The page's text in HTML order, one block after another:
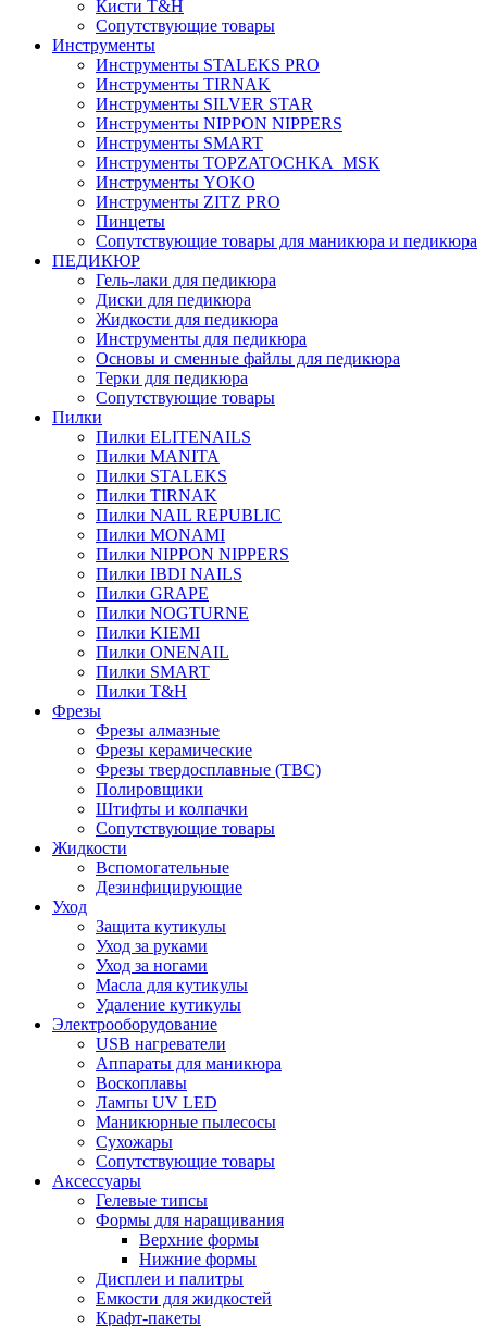
Кисти T&H
Сопутствующие товары
Инструменты
Инструменты STALEKS PRO
Инструменты TIRNAK
Инструменты SILVER STAR
Инструменты NIPPON NIPPERS
Инструменты SMART
Инструменты TOPZATOCHKA_MSK
Инструменты YOKO
Инструменты ZITZ PRO
Пинцеты
Сопутствующие товары для маникюра и педикюра
ПЕДИКЮР
Гель-лаки для педикюра
Диски для педикюра
Жидкости для педикюра
Инструменты для педикюра
Основы и сменные файлы для педикюра
Терки для педикюра
Сопутствующие товары
Пилки
Пилки ELITENAILS
Пилки MANITA
Пилки STALEKS
Пилки TIRNAK
Пилки NAIL REPUBLIC
Пилки MONAMI
Пилки NIPPON NIPPERS
Пилки IBDI NAILS
Пилки GRAPE
Пилки NOGTURNE
Пилки KIEMI
Пилки ONENAIL
Пилки SMART
Пилки T&H
Фрезы
Фрезы алмазные
Фрезы керамические
Фрезы твердосплавные (ТВС)
Полировщики
Штифты и колпачки
Сопутствующие товары
Жидкости
Вспомогательные
Дезинфицирующие
Уход
Защита кутикулы
Уход за руками
Уход за ногами
Масла для кутикулы
Удаление кутикулы
Электрооборудование
USB нагреватели
Аппараты для маникюра
Воскоплавы
Лампы UV LED
Маникюрные пылесосы
Сухожары
Сопутствующие товары
Аксессуары
Гелевые типсы
Формы для наращивания
Верхние формы
Нижние формы
Дисплеи и палитры
Емкости для жидкостей
Крафт-пакеты